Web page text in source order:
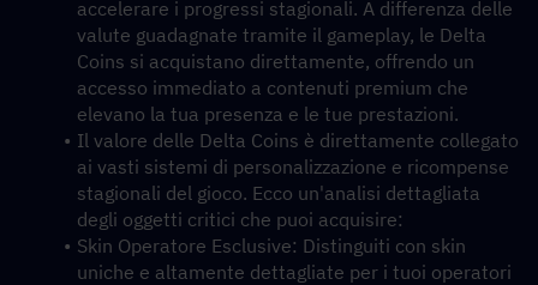
accelerare i progressi stagionali. A differenza delle
valute guadagnate tramite il gameplay, le Delta
Coins si acquistano direttamente, offrendo un
accesso immediato a contenuti premium che
elevano la tua presenza e le tue prestazioni.
Il valore delle Delta Coins è direttamente collegato
ai vasti sistemi di personalizzazione e ricompense
stagionali del gioco. Ecco un'analisi dettagliata
degli oggetti critici che puoi acquisire:
Skin Operatore Esclusive: Distinguiti con skin
uniche e altamente dettagliate per i tuoi operatori